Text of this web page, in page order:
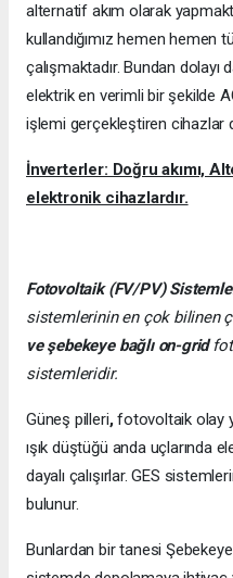
alternatif akım olarak
kullandığımız hemen hemen
çalışmaktadır. Bundan
elektrik en verimli bir şekilde
işlemi gerçekleştiren cihazlar
İnverterler: Doğru akımı,
elektronik cihazlardır.
Fotovoltaik (FV/PV)
sistemlerinin en çok bilinen
ve şebekeye bağlı on-grid
sistemleridir.
Güneş pilleri,fotovoltaik olay
ışık düştüğü anda uçlarında
dayalı çalışırlar. GES
bulunur.
Bunlardan bir tanesi Şebekeye